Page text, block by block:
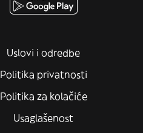
Uslovi i odredbe
Politika privatnosti
Politika za kolačiće
Usaglašenost